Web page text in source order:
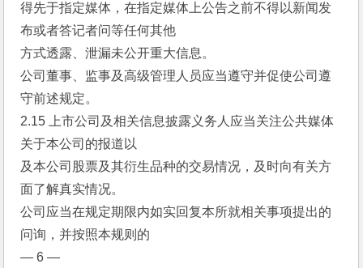
得先于指定媒体，在指定媒体上公告之前不得以新闻发
布或者答记者问等任何其他
方式透露、泄漏未公开重大信息。
公司董事、监事及高级管理人员应当遵守并促使公司遵
守前述规定。
2.15 上市公司及相关信息披露义务人应当关注公共媒体
关于本公司的报道以
及本公司股票及其衍生品种的交易情况，及时向有关方
面了解真实情况。
公司应当在规定期限内如实回复本所就相关事项提出的
问询，并按照本规则的
— 6 —